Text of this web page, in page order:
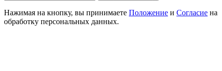
Нажимая на кнопку, вы принимаете Положение и Согласие на
обработку персональных данных.